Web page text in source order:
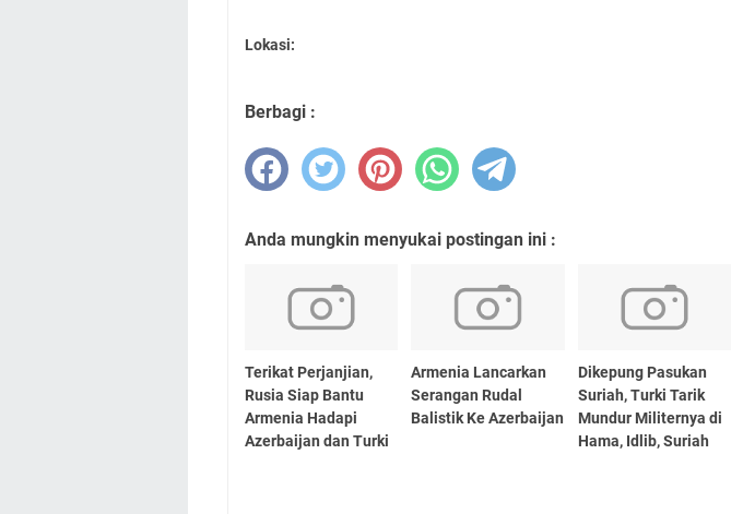
Lokasi:
Berbagi :
Anda mungkin menyukai postingan ini :
Terikat Perjanjian,
Rusia Siap Bantu
Armenia Hadapi
Azerbaijan dan Turki
Armenia Lancarkan
Serangan Rudal
Balistik Ke Azerbaijan
Dikepung Pasukan
Suriah, Turki Tarik
Mundur Militernya di
Hama, Idlib, Suriah